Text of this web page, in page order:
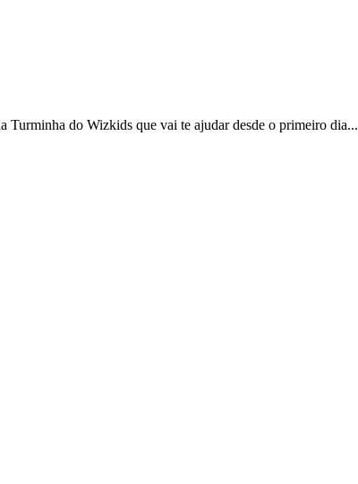
Turminha do Wizkids que vai te ajudar desde o primeiro dia...